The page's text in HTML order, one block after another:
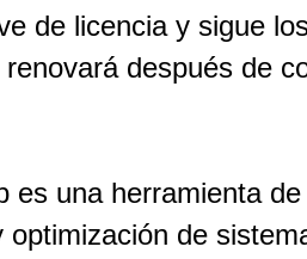
de licencia y sigue
después de
es una herramienta de
optimización de